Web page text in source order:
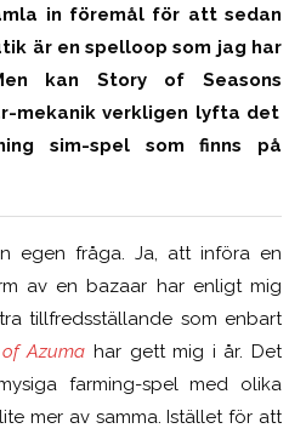
in föremål för att sedan
är en spelloop som jag har
kan Story of
Seasons
-mekanikverkligen lyfta det
sim-spel som finns på
egen fråga. Ja, att införa en
av en bazaar har enligt mig
tillfredsställande som enbart
Azuma har gett mig i år. Det
farming-spel med olika
mer av samma. Istället för att